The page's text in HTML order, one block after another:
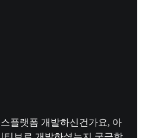
플랫폼 개발하신건가요, 아